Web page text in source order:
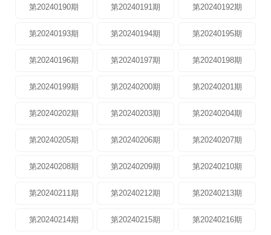
第20240190期 第20240191期 第20240192期
第20240193期 第20240194期 第20240195期
第20240196期 第20240197期 第20240198期
第20240199期 第20240200期 第20240201期
第20240202期 第20240203期 第20240204期
第20240205期 第20240206期 第20240207期
第20240208期 第20240209期 第20240210期
第20240211期 第20240212期 第20240213期
第20240214期 第20240215期 第20240216期